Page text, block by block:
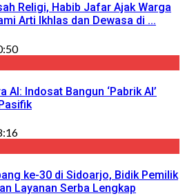
Religi, Habib Jafar Ajak Warga
Arti Ikhlas dan Dewasa di ...
AI: Indosat Bangun ‘Pabrik AI’
ke-30 di Sidoarjo, Bidik Pemilik
Layanan Serba Lengkap